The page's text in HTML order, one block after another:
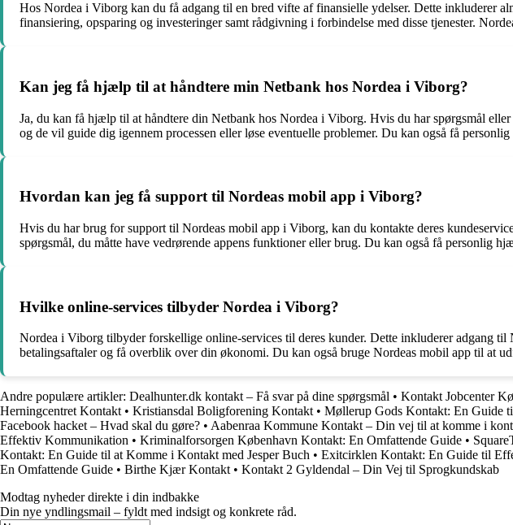
Hos Nordea i Viborg kan du få adgang til en bred vifte af finansielle ydelser. Dette inkluderer
finansiering, opsparing og investeringer samt rådgivning i forbindelse med disse tjenester.
Kan jeg få hjælp til at håndtere min Netbank hos Nordea i Viborg?
Ja, du kan få hjælp til at håndtere din Netbank hos Nordea i Viborg. Hvis du har spørgsmål
og de vil guide dig igennem processen eller løse eventuelle problemer. Du kan også få
Hvordan kan jeg få support til Nordeas mobil app i Viborg?
Hvis du har brug for support til Nordeas mobil app i Viborg, kan du kontakte deres
spørgsmål, du måtte have vedrørende appens funktioner eller brug. Du kan også få personlig
Hvilke online-services tilbyder Nordea i Viborg?
Nordea i Viborg tilbyder forskellige online-services til deres kunder. Dette inkluderer adgang
betalingsaftaler og få overblik over din økonomi. Du kan også bruge Nordeas mobil app til at
Andre populære artikler: Dealhunter.dk kontakt – Få svar på dine spørgsmål • Kontakt Jobcenter
Herningcentret Kontakt• Kristiansdal Boligforening Kontakt• Møllerup Gods Kontakt: En Guide
Facebook hacket – Hvad skal du gøre? • Aabenraa Kommune Kontakt – Din vej til at komme i
Effektiv Kommunikation • Kriminalforsorgen København Kontakt: En Omfattende Guide •
Kontakt: En Guide til at Komme i Kontakt med Jesper Buch • Exitcirklen Kontakt: En Guide til
En Omfattende Guide • Birthe Kjær Kontakt• Kontakt 2 Gyldendal – Din Vej til Sprogkundskab
Modtag nyheder direkte i din indbakke
Din nye yndlingsmail – fyldt med indsigt og konkrete råd.